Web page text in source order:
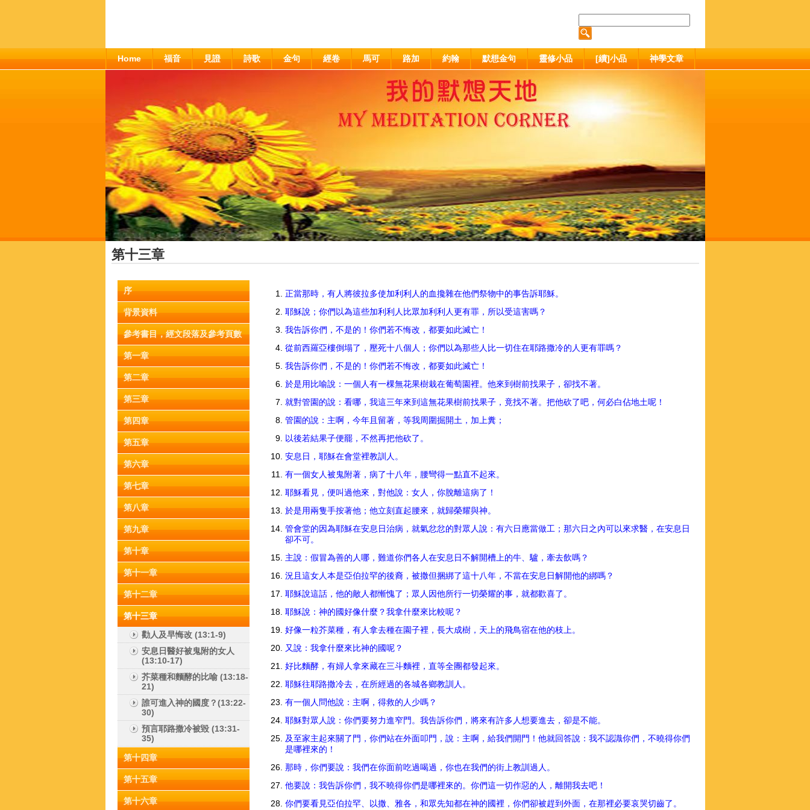
Home 福音 見證 詩歌 金句 經卷 馬可 路加 約翰 默想金句 靈修小品 [續]小品 神學文章
第十三章
序
背景資料
參考書目，經文段落及參考頁數
第一章
第二章
第三章
第四章
第五章
第六章
第七章
第八章
第九章
第十章
第十一章
第十二章
第十三章
勸人及早悔改 (13:1-9)
安息日醫好被鬼附的女人
(13:10-17)
芥菜種和麵酵的比喻 (13:18-
21)
誰可進入神的國度？(13:22-
30)
預言耶路撒冷被毀 (13:31-
35)
第十四章
第十五章
第十六章
正當那時，有人將彼拉多使加利利人的血攙雜在他們祭物中的事告訴耶穌。
耶穌說；你們以為這些加利利人比眾加利利人更有罪，所以受這害嗎？
我告訴你們，不是的！你們若不悔改，都要如此滅亡！
從前西羅亞樓倒塌了，壓死十八個人；你們以為那些人比一切住在耶路撒冷的人更有罪嗎？
我告訴你們，不是的！你們若不悔改，都要如此滅亡！
於是用比喻說：一個人有一棵無花果樹栽在葡萄園裡。他來到樹前找果子，卻找不著。
就對管園的說：看哪，我這三年來到這無花果樹前找果子，竟找不著。把他砍了吧，何必白佔地土呢！
管園的說：主啊，今年且留著，等我周圍掘開土，加上糞；
以後若結果子便罷，不然再把他砍了。
安息日，耶穌在會堂裡教訓人。
有一個女人被鬼附著，病了十八年，腰彎得一點直不起來。
耶穌看見，便叫過他來，對他說：女人，你脫離這病了！
於是用兩隻手按著他；他立刻直起腰來，就歸榮耀與神。
管會堂的因為耶穌在安息日治病，就氣忿忿的對眾人說：有六日應當做工；那六日之內可以來求醫，在安息日
卻不可。
主說：假冒為善的人哪，難道你們各人在安息日不解開槽上的牛、驢，牽去飲嗎？
況且這女人本是亞伯拉罕的後裔，被撒但捆綁了這十八年，不當在安息日解開他的綁嗎？
耶穌說這話，他的敵人都慚愧了；眾人因他所行一切榮耀的事，就都歡喜了。
耶穌說：神的國好像什麼？我拿什麼來比較呢？
好像一粒芥菜種，有人拿去種在園子裡，長大成樹，天上的飛鳥宿在他的枝上。
又說：我拿什麼來比神的國呢？
好比麵酵，有婦人拿來藏在三斗麵裡，直等全團都發起來。
耶穌往耶路撒冷去，在所經過的各城各鄉教訓人。
有一個人問他說：主啊，得救的人少嗎？
耶穌對眾人說：你們要努力進窄門。我告訴你們，將來有許多人想要進去，卻是不能。
及至家主起來關了門，你們站在外面叩門，說：主啊，給我們開門！他就回答說：我不認識你們，不曉得你們
是哪裡來的！
那時，你們要說：我們在你面前吃過喝過，你也在我們的街上教訓過人。
他要說：我告訴你們，我不曉得你們是哪裡來的。你們這一切作惡的人，離開我去吧！
你們要看見亞伯拉罕、以撒、雅各，和眾先知都在神的國裡，你們卻被趕到外面，在那裡必要哀哭切齒了。